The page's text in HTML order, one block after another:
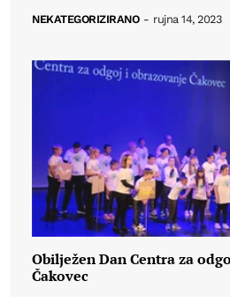
NEKATEGORIZIRANO - rujna 14, 2023
Obilježen Dan Centra za
Čakovec